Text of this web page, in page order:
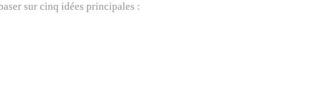
sur cinq idées principales :